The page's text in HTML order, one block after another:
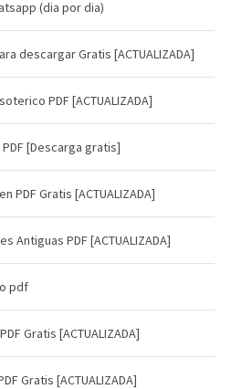
(dia por dia)
descargar Gratis [ACTUALIZADA]
PDF [ACTUALIZADA]
[Descarga gratis]
PDF Gratis [ACTUALIZADA]
Antiguas PDF [ACTUALIZADA]
pdf
Gratis [ACTUALIZADA]
Gratis [ACTUALIZADA]